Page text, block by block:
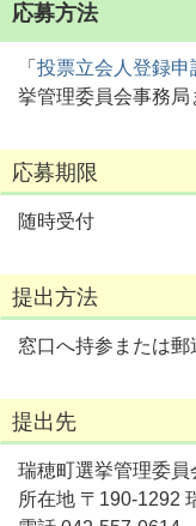
応募方法
「 投票立会人登録申
挙管理委員会事務局
応募期限
随時受付
提出方法
窓口へ持参または郵
提出先
瑞穂町選挙管理委員
所在地 〒190-1292